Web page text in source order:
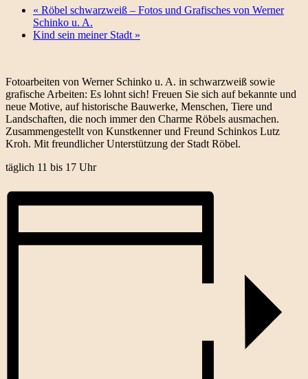
« Röbel schwarzweiß – Fotos und Grafisches von Werner
Schinko u. A.
Kind sein meiner Stadt »
Fotoarbeiten von Werner Schinko u. A. in schwarzweiß sowie
grafische Arbeiten: Es lohnt sich! Freuen Sie sich auf bekannte und
neue Motive, auf historische Bauwerke, Menschen, Tiere und
Landschaften, die noch immer den Charme Röbels ausmachen.
Zusammengestellt von Kunstkenner und Freund Schinkos Lutz
Kroh. Mit freundlicher Unterstützung der Stadt Röbel.
täglich 11 bis 17 Uhr